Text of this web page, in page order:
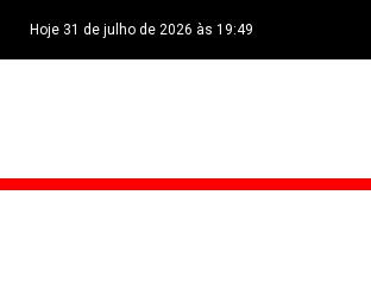
Hoje 31 de julho de 2026 às 19:49